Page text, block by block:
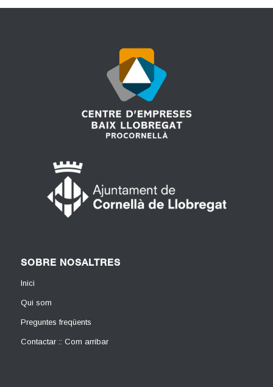
SOBRE NOSALTRES
Inici
Qui som
Preguntes freqüents
Contactar :: Com arribar